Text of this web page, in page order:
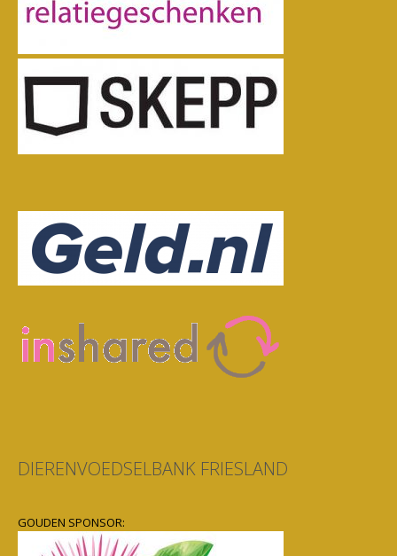
DIERENVOEDSELBANK FRIESLAND
GOUDEN SPONSOR: